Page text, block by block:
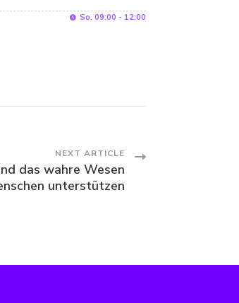
So. 09:00 - 12:00
NEXT ARTICLE
das wahre Wesen
unterstützen